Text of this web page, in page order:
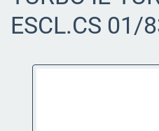
ESCL.CS 01/